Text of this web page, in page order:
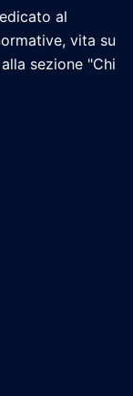
al
vita su
sezione "Chi